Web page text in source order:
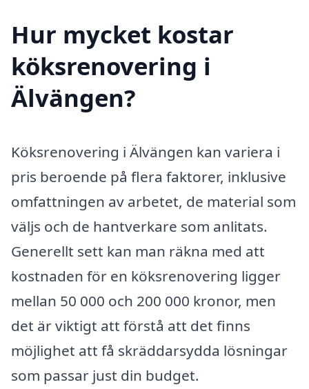
Hur mycket kostar
köksrenovering i
Älvängen?
Köksrenovering i Älvängen kan variera i
pris beroende på flera faktorer, inklusive
omfattningen av arbetet, de material som
väljs och de hantverkare som anlitats.
Generellt sett kan man räkna med att
kostnaden för en köksrenovering ligger
mellan 50 000 och 200 000 kronor, men
det är viktigt att förstå att det finns
möjlighet att få skräddarsydda lösningar
som passar just din budget.